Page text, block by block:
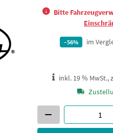
Bitte
–56% im
inkl. 19 % MwSt.,